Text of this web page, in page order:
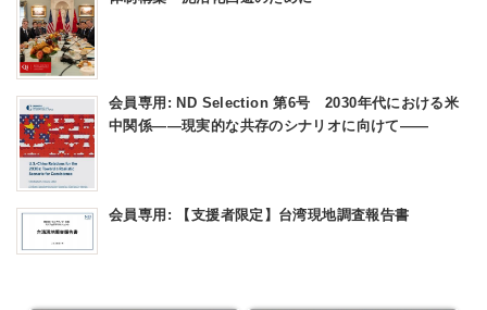
会員専用: ND Selection 第6号 2030年代における米
中関係――現実的な共存のシナリオに向けて――
会員専用: 【支援者限定】台湾現地調査報告書